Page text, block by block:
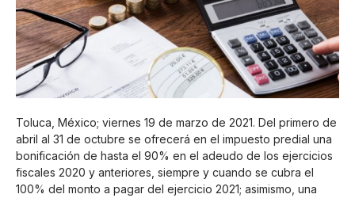
Toluca, México; viernes 19 de marzo de 2021. Del primero de
abril al 31 de octubre se ofrecerá en el impuesto predial una
bonificación de hasta el 90% en el adeudo de los ejercicios
fiscales 2020 y anteriores, siempre y cuando se cubra el
100% del monto a pagar del ejercicio 2021; asimismo, una